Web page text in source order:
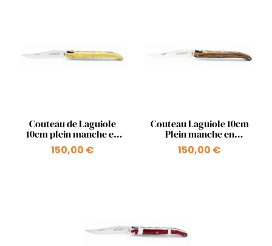
Aperçu rapide
Couteau de Laguiole
10cm plein manche en
Buis
150,00 €
Aperçu rapide
Couteau Laguiole 10cm
Plein manche en
pistachier
150,00 €